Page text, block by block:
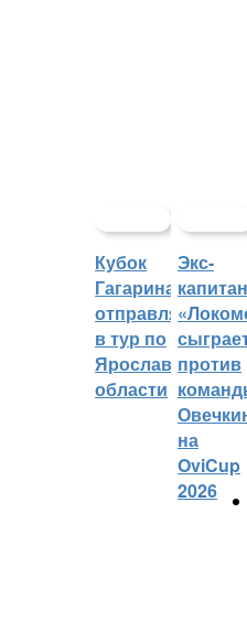
Кубок
Гагарина
отправляется
в тур по
Ярославской
области
Экс-
капитан
против
на
OviCup
2026